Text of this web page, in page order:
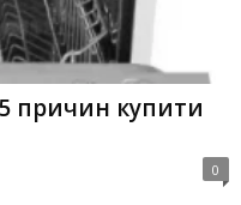
причин купити
0